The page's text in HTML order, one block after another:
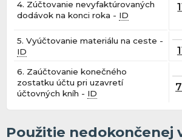
4. Zúčtovanie nevyfaktúrovaných
dodávok na konci roka - ID
5. Vyúčtovanie materiálu na ceste -
ID
6. Zaúčtovanie konečného
zostatku účtu pri uzavretí
účtovných kníh - ID
Použitie nedokončenej